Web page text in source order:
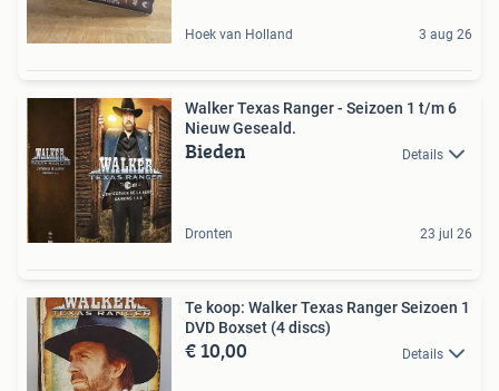
Hoek van Holland 3 aug 26
Walker Texas Ranger - Seizoen 1 t/m 6
Nieuw Geseald.
Bieden Details
Dronten 23 jul 26
Te koop: Walker Texas Ranger Seizoen 1
DVD Boxset (4 discs)
€ 10,00 Details